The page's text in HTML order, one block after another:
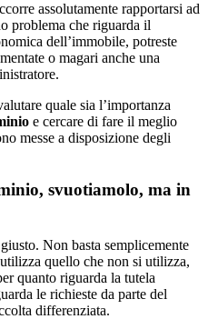
assolutamente rapportarsi ad
problema che riguarda il
dell’immobile, potreste
o magari anche una
quale sia l’importanza
e cercare di fare il meglio
messe a disposizione degli
svuotiamolo, ma in
Non basta semplicemente
quello che non si utilizza,
quanto riguarda la tutela
le richieste da parte del
differenziata.